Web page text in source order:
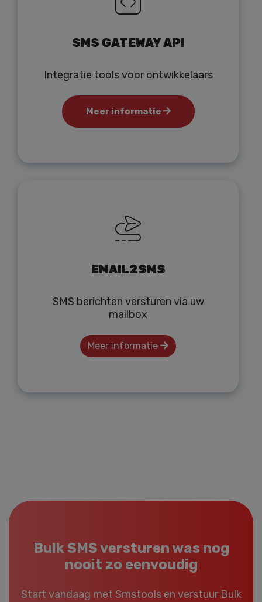
SMS GATEWAY API
Integratie tools voor ontwikkelaars
Meer informatie
EMAIL2SMS
SMS berichten versturen via uw
mailbox
Meer informatie
Bulk SMS versturen was nog
nooit zo eenvoudig
Start vandaag met Smstools en verstuur Bulk